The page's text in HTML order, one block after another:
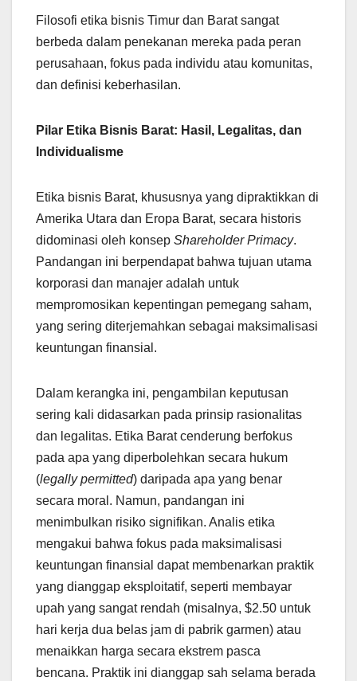
Filosofi etika bisnis Timur dan Barat sangat
berbeda dalam penekanan mereka pada peran
perusahaan, fokus pada individu atau komunitas,
dan definisi keberhasilan.
Pilar Etika Bisnis Barat: Hasil, Legalitas, dan
Individualisme
Etika bisnis Barat, khususnya yang dipraktikkan di
Amerika Utara dan Eropa Barat, secara historis
didominasi oleh konsep Shareholder Primacy.
Pandangan ini berpendapat bahwa tujuan utama
korporasi dan manajer adalah untuk
mempromosikan kepentingan pemegang saham,
yang sering diterjemahkan sebagai maksimalisasi
keuntungan finansial.
Dalam kerangka ini, pengambilan keputusan
sering kali didasarkan pada prinsip rasionalitas
dan legalitas. Etika Barat cenderung berfokus
pada apa yang diperbolehkan secara hukum
(legally permitted) daripada apa yang benar
secara moral. Namun, pandangan ini
menimbulkan risiko signifikan. Analis etika
mengakui bahwa fokus pada maksimalisasi
keuntungan finansial dapat membenarkan praktik
yang dianggap eksploitatif, seperti membayar
upah yang sangat rendah (misalnya, $2.50 untuk
hari kerja dua belas jam di pabrik garmen) atau
menaikkan harga secara ekstrem pasca
bencana. Praktik ini dianggap sah selama berada